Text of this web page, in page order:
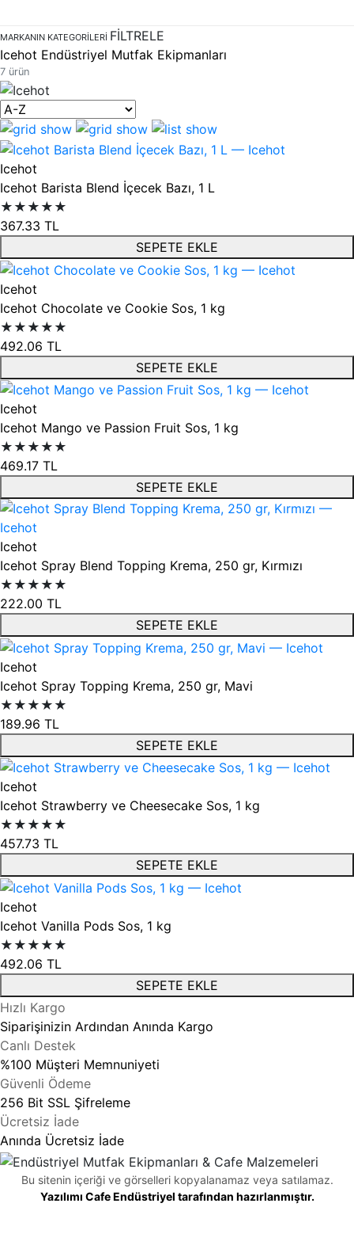
MARKANIN KATEGORILERI FİLTRELE
Icehot Endüstriyel Mutfak Ekipmanları
7 ürün
Icehot
Icehot Barista Blend İçecek Bazı, 1 L
★★★★★
367.33 TL
SEPETE EKLE
Icehot
Icehot Chocolate ve Cookie Sos, 1 kg
★★★★★
492.06 TL
SEPETE EKLE
Icehot
Icehot Mango ve Passion Fruit Sos, 1 kg
★★★★★
469.17 TL
SEPETE EKLE
Icehot
Icehot Spray Blend Topping Krema, 250 gr, Kırmızı
★★★★★
222.00 TL
SEPETE EKLE
Icehot
Icehot Spray Topping Krema, 250 gr, Mavi
★★★★★
189.96 TL
SEPETE EKLE
Icehot
Icehot Strawberry ve Cheesecake Sos, 1 kg
★★★★★
457.73 TL
SEPETE EKLE
Icehot
Icehot Vanilla Pods Sos, 1 kg
★★★★★
492.06 TL
SEPETE EKLE
Hızlı Kargo
Siparişinizin Ardından Anında Kargo
Canlı Destek
%100 Müşteri Memnuniyeti
Güvenli Ödeme
256 Bit SSL Şifreleme
Ücretsiz İade
Anında Ücretsiz İade
Bu sitenin içeriği ve görselleri kopyalanamaz veya satılamaz.
Yazılımı Cafe Endüstriyel tarafından hazırlanmıştır.